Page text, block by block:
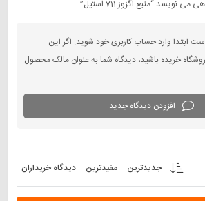
“منبع اگزوز 711 استیل”
ابتدا وارد حساب کاربری خود شوید. اگر این
خریده باشید، دیدگاه شما به عنوان مالک محصول
افزودن دیدگاه جدید
جدیدترین مفیدترین دیدگاه خریداران